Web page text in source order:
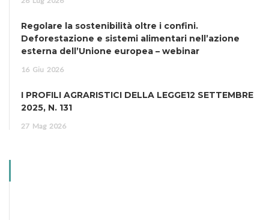
Regolare la sostenibilità oltre i confini.
Deforestazione e sistemi alimentari nell’azione
esterna dell’Unione europea – webinar
16 Giu 2026
I PROFILI AGRARISTICI DELLA LEGGE12 SETTEMBRE
2025, N. 131
27 Mag 2026